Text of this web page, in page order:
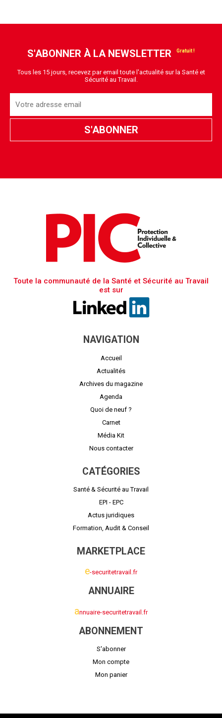
S'ABONNER À LA NEWSLETTER
Tous les 15 jours, recevez par email toute l'actualité sur la Santé et
Sécurité au Travail.
Toute la communauté de la Santé et Sécurité au Travail
est sur
NAVIGATION
Accueil
Actualités
Archives du magazine
Agenda
Quoi de neuf ?
Carnet
Média Kit
Nous contacter
CATÉGORIES
Santé & Sécurité au Travail
EPI - EPC
Actus juridiques
Formation, Audit & Conseil
MARKETPLACE
e-securitetravail.fr
ANNUAIRE
annuaire-securitetravail.fr
ABONNEMENT
S'abonner
Mon compte
Mon panier